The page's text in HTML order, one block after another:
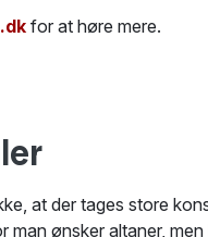
for at høre mere.
at der tages store
ønsker altaner,